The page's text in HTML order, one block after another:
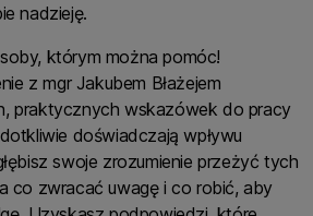
nadzieję.
którym można pomóc!
z mgr Jakubem Błażejem
praktycznych wskazówek do pracy
doświadczają wpływu
swoje zrozumienie przeżyć tych
co zwracać uwagę i co robić, aby